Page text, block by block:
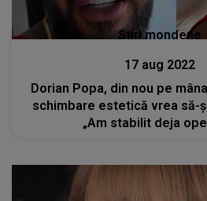
Stiri mondene
17 aug 2022
Dorian Popa, din nou pe
schimbare estetică vrea să-
„Am stabilit deja